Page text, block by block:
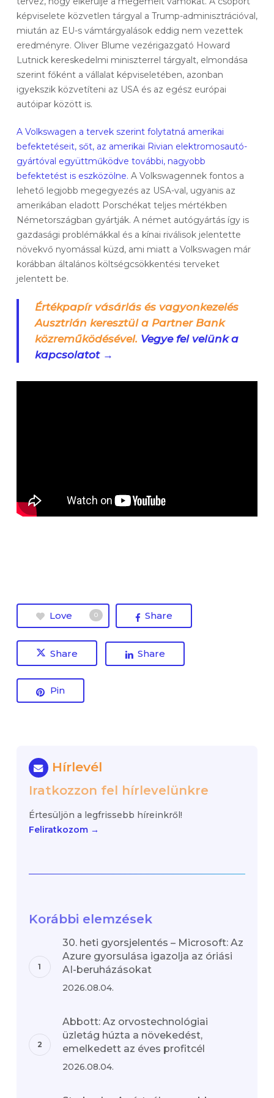
képviselete közvetlen tárgyal a Trump-adminisztrációval,
miután az EU-s vámtárgyalások eddig nem vezettek
eredményre. Oliver Blume vezérigazgató Howard
Lutnick kereskedelmi miniszterrel tárgyalt, elmondása
szerint főként a vállalat képviseletében, azonban
igyekszik közvetíteni az USA és az egész európai
autóipar között is.
A Volkswagen a tervek szerint folytatná amerikai
befektetéseit, sőt, az amerikai Rivian elektromosautó-
gyártóval együttműködve további, nagyobb
befektetést is eszközölne. A Volkswagennek fontos a
lehető legjobb megegyezés az USA-val, ugyanis az
amerikában eladott Porschékat teljes mértékben
Németországban gyártják. A német autógyártás így is
gazdasági problémákkal és a kínai riválisok jelentette
növekvő nyomással küzd, ami miatt a Volkswagen már
korábban általános költségcsökkentési terveket
jelentett be.
Értékpapír vásárlás és vagyonkezelés
Ausztrián keresztül a Partner Bank
közreműködésével. Vegye fel velünk a
kapcsolatot →
Love 0 Share
Share Share
Pin
Hírlevél
Iratkozzon fel hírlevelünkre
Értesüljön a legfrissebb híreinkről!
Feliratkozom →
Korábbi elemzések
30. heti gyorsjelentés – Microsoft: Az
Azure gyorsulása igazolja az óriási
AI-beruházásokat
2026.08.04.
Abbott: Az orvostechnológiai
üzletág húzta a növekedést,
emelkedett az éves profitcél
2026.08.04.